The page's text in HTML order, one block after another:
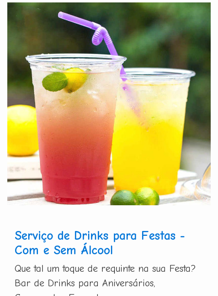
Serviço de Drinks para Festas -
Com e Sem Álcool
Que tal um toque de requinte na sua Festa?
Bar de Drinks para Aniversários,